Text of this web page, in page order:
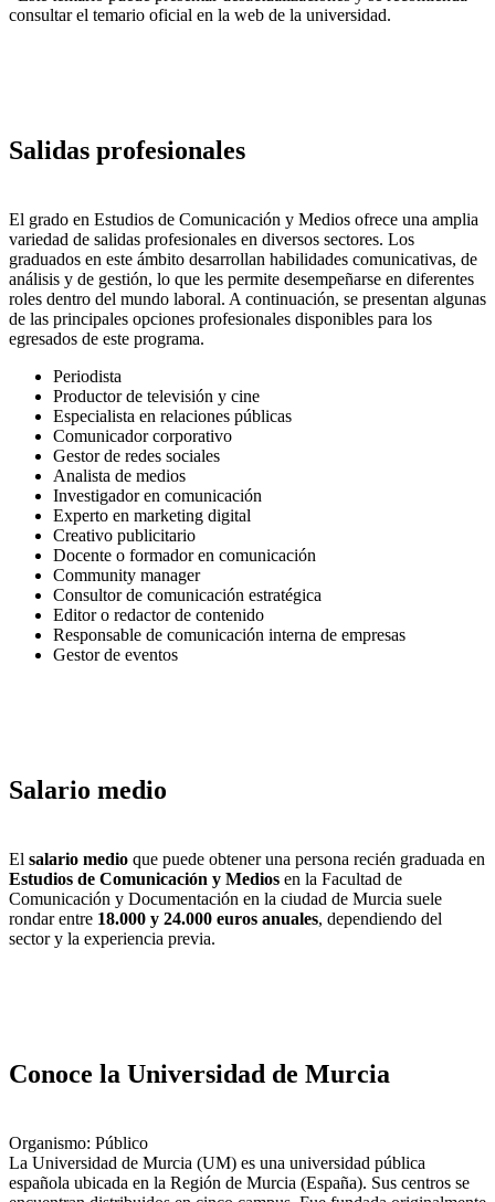
consultar el temario oficial en la web de la universidad.
Salidas profesionales
El grado en Estudios de Comunicación y Medios ofrece una amplia
variedad de salidas profesionales en diversos sectores. Los
graduados en este ámbito desarrollan habilidades comunicativas, de
análisis y de gestión, lo que les permite desempeñarse en diferentes
roles dentro del mundo laboral. A continuación, se presentan algunas
de las principales opciones profesionales disponibles para los
egresados de este programa.
Periodista
Productor de televisión y cine
Especialista en relaciones públicas
Comunicador corporativo
Gestor de redes sociales
Analista de medios
Investigador en comunicación
Experto en marketing digital
Creativo publicitario
Docente o formador en comunicación
Community manager
Consultor de comunicación estratégica
Editor o redactor de contenido
Responsable de comunicación interna de empresas
Gestor de eventos
Salario medio
El salario medio que puede obtener una persona recién graduada en
Estudios de Comunicación y Medios en la Facultad de
Comunicación y Documentación en la ciudad de Murcia suele
rondar entre 18.000 y 24.000 euros anuales, dependiendo del
sector y la experiencia previa.
Conoce la Universidad de Murcia
Organismo: Público
La Universidad de Murcia (UM) es una universidad pública
española ubicada en la Región de Murcia (España). Sus centros se